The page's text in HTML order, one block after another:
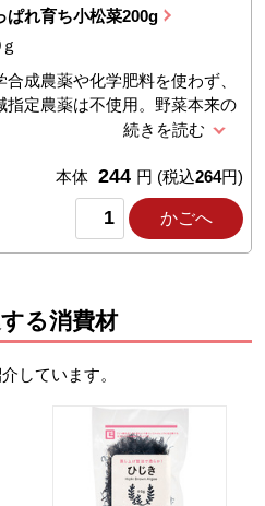
ぱれ育ち小松菜200g
合成農薬や化学肥料を使わず、
指定農薬は不使用。野菜本来の
いが感じられます。葉茎の長さ
本体 244 円 (税込264円)
かごへ
る消費材
しています。